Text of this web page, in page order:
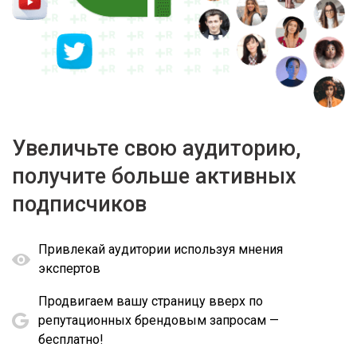
Увеличьте свою аудиторию,
получите больше активных
подписчиков
Привлекай аудитории используя мнения
экспертов
Продвигаем вашу страницу вверх по
репутационных брендовым запросам —
бесплатно!